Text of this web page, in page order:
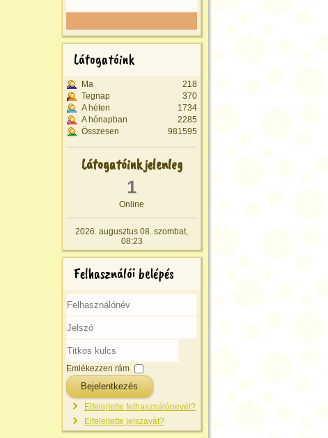
Látogatóink
Ma
218
Tegnap
370
A héten
1734
A hónapban
2285
Összesen
981595
Látogatóink jelenleg
1
Online
2026. augusztus 08. szombat,
08:23
Felhasználói belépés
kulcs
Emlékezzen rám
Bejelentkezés
Elfelejtette felhasználónevét?
Elfelejtette jelszavát?